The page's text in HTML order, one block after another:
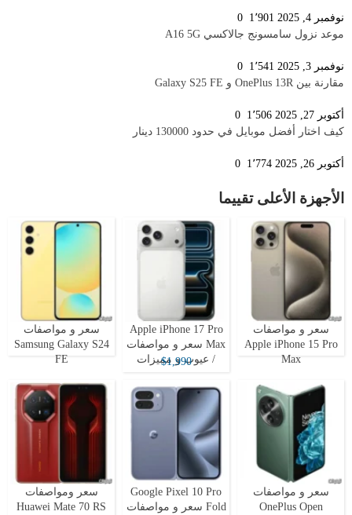
نوفمبر 4, 2025 1٬901
موعد نزول سامسونج جالاكسي A16 5G
نوفمبر 3, 2025 1٬541
مقارنة بين OnePlus 13R و Galaxy S25 FE
أكتوبر 27, 2025 1٬506
كيف اختار أفضل موبايل في حدود 130000 دينار
أكتوبر 26, 2025 1٬774
الأجهزة الأعلى تقييما
سعر و مواصفات
Apple iPhone 15 Pro
Max
Apple iPhone 17 Pro
Max سعر و مواصفات
/ عيوب و مميزات
$1,990
سعر و مواصفات
Samsung Galaxy S24
FE
سعر و مواصفات
OnePlus Open
Google Pixel 10 Pro
Fold سعر و مواصفات
سعر ومواصفات
Huawei Mate 70 RS